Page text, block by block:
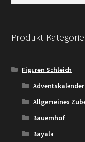
Produkt-
Figuren Schleich
Adventskalender
Allgemeines
Bauernhof
Bayala